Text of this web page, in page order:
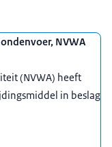
NVWA
(NVWA) heeft
in beslag